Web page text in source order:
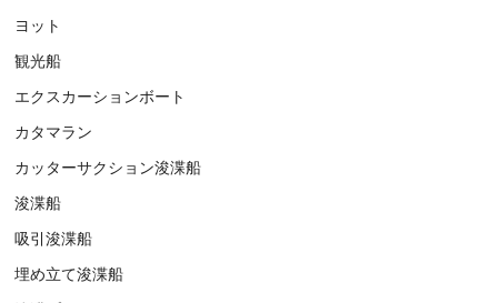
ヨット
観光船
エクスカーションボート
カタマラン
カッターサクション浚渫船
浚渫船
吸引浚渫船
埋め立て浚渫船